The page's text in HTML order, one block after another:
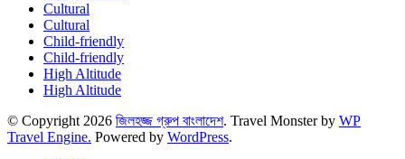
Cultural
Cultural
Child-friendly
Child-friendly
High Altitude
High Altitude
© Copyright 2026 জিলহজ্জ গ্রুপ বাংলাদেশ. Travel Monster by WP
Travel Engine. Powered by WordPress.